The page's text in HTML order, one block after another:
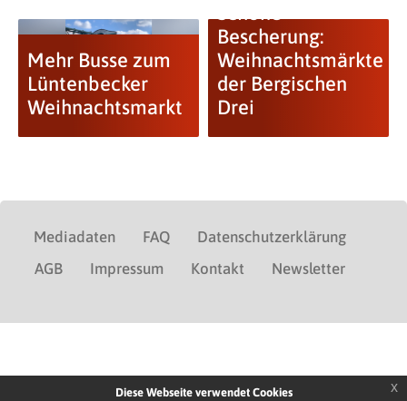
Mehr Busse zum
Lüntenbecker
Weihnachtsmarkt
Schöne
Bescherung:
Weihnachtsmärkte
der Bergischen
Drei
Mediadaten FAQ
Datenschutzerklärung
AGB
Impressum Kontakt Newsletter
Diese Webseite verwendet Cookies x